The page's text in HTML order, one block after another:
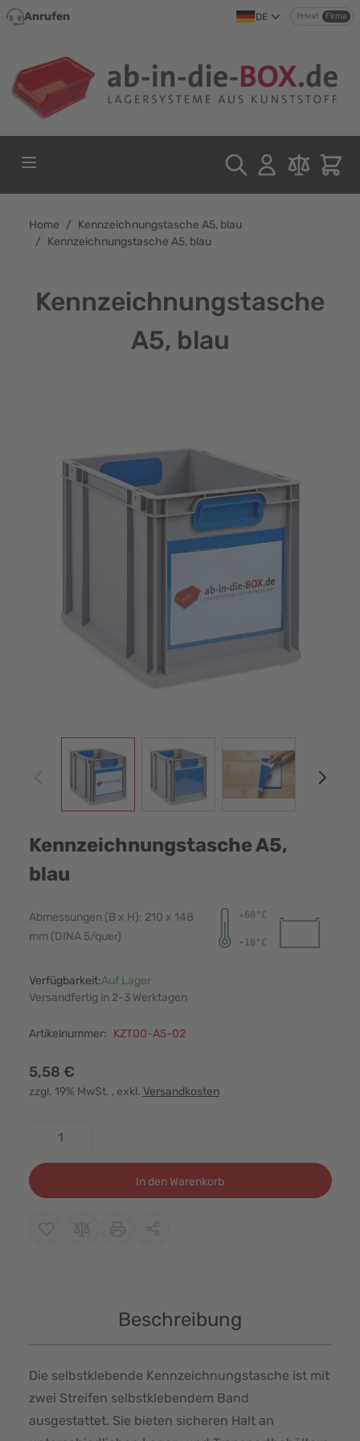
Direkt zum Inhalt
Anrufen DE Privat Firma
Home / Kennzeichnungstasche A5, blau
/ Kennzeichnungstasche A5, blau
Kennzeichnungstasche
A5, blau
View larger imageView larger image
Kennzeichnungstasche A5,
blau
Abmessungen (B x H): 210 x 148
mm (DINA 5/quer)
Verfügbarkeit:Auf Lager
Versandfertig in 2-3 Werktagen
Artikelnummer: KZT00-A5-02
5,58 €
zzgl. 19% MwSt. , exkl. Versandkosten
In den Warenkorb
Beschreibung
Die selbstklebende Kennzeichnungstasche ist mit
zwei Streifen selbstklebendem Band
ausgestattet. Sie bieten sicheren Halt an